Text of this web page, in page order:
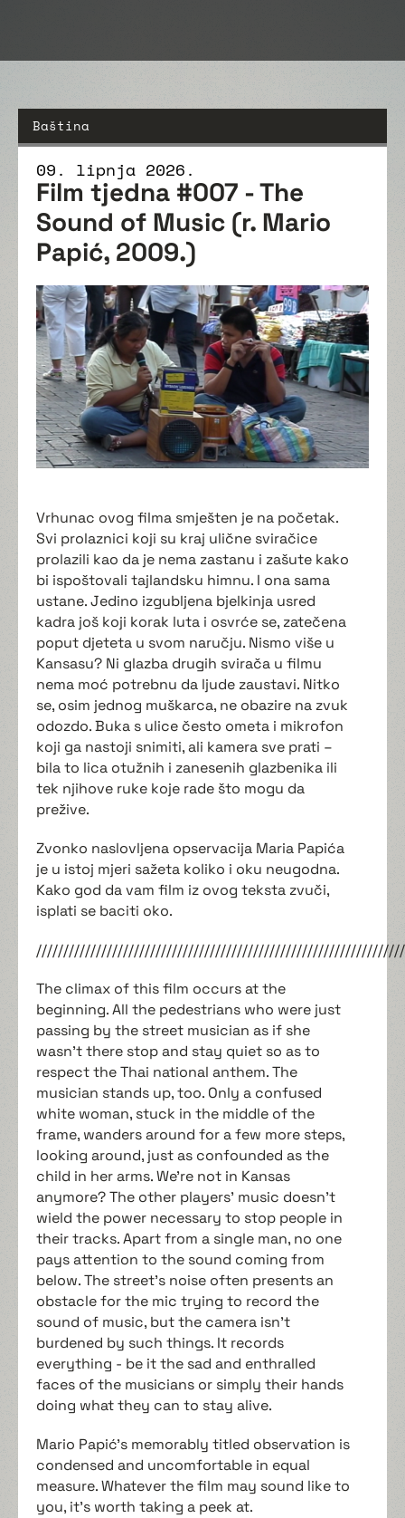
Baština
09. lipnja 2026.
Film tjedna #007 - The
Sound of Music (r. Mario
Papić, 2009.)
Vrhunac ovog filma smješten je na početak.
Svi prolaznici koji su kraj ulične sviračice
prolazili kao da je nema zastanu i zašute kako
bi ispoštovali tajlandsku himnu. I ona sama
ustane. Jedino izgubljena bjelkinja usred
kadra još koji korak luta i osvrće se, zatečena
poput djeteta u svom naručju. Nismo više u
Kansasu? Ni glazba drugih svirača u filmu
nema moć potrebnu da ljude zaustavi. Nitko
se, osim jednog muškarca, ne obazire na zvuk
odozdo. Buka s ulice često ometa i mikrofon
koji ga nastoji snimiti, ali kamera sve prati –
bila to lica otužnih i zanesenih glazbenika ili
tek njihove ruke koje rade što mogu da
prežive.
Zvonko naslovljena opservacija Maria Papića
je u istoj mjeri sažeta koliko i oku neugodna.
Kako god da vam film iz ovog teksta zvuči,
isplati se baciti oko.
The climax of this film occurs at the
beginning. All the pedestrians who were just
passing by the street musician as if she
wasn't there stop and stay quiet so as to
respect the Thai national anthem. The
musician stands up, too. Only a confused
white woman, stuck in the middle of the
frame, wanders around for a few more steps,
looking around, just as confounded as the
child in her arms. We're not in Kansas
anymore? The other players' music doesn't
wield the power necessary to stop people in
their tracks. Apart from a single man, no one
pays attention to the sound coming from
below. The street's noise often presents an
obstacle for the mic trying to record the
sound of music, but the camera isn't
burdened by such things. It records
everything - be it the sad and enthralled
faces of the musicians or simply their hands
doing what they can to stay alive.
Mario Papić's memorably titled observation is
condensed and uncomfortable in equal
measure. Whatever the film may sound like to
you, it's worth taking a peek at.